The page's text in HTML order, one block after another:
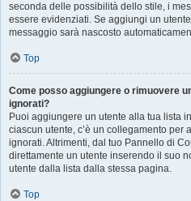
seconda delle possibilità dello stile, i
essere evidenziati. Se aggiungi un
messaggio sarà nascosto
Top
Come posso aggiungere o rimuovere
ignorati?
Puoi aggiungere un utente alla tua lista
ciascun utente, c’è un collegamento per
ignorati. Altrimenti, dal tuo Pannello di
direttamente un utente inserendo il suo
utente dalla lista dalla stessa pagina.
Top